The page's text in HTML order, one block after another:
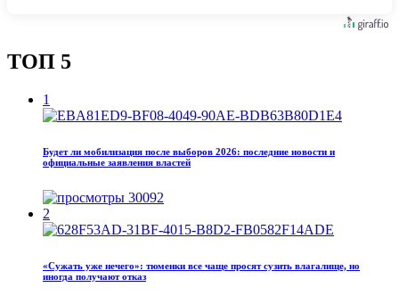
ТОП 5
1
Будет ли мобилизация после выборов 2026: последние новости и
официальные заявления властей
30092
2
«Сужать уже нечего»: тюменки все чаще просят сузить влагалище, но
иногда получают отказ